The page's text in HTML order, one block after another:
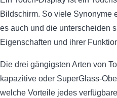
Bildschirm. So viele Synonyme
es auch und die unterscheiden
Eigenschaften und ihrer
Die drei gängigsten Arten von
kapazitive oder SuperGlass-
welche Vorteile jedes